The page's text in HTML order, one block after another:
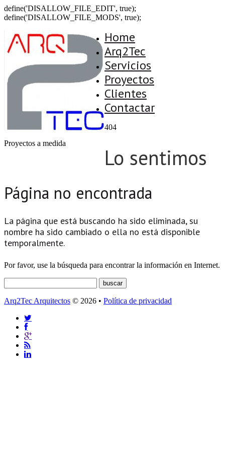
define('DISALLOW_FILE_EDIT', true);
define('DISALLOW_FILE_MODS', true);
Proyectos a medida
Home
Arq2Tec
Servicios
Proyectos
Clientes
Contactar
404
Lo sentimos
Página no encontrada
La página que está buscando ha sido eliminada, su
nombre ha sido cambiado o ella no está disponible
temporalmente.
Por favor, use la búsqueda para encontrar la información en Internet.
Arq2Tec Arquitectos © 2026 • Política de privacidad